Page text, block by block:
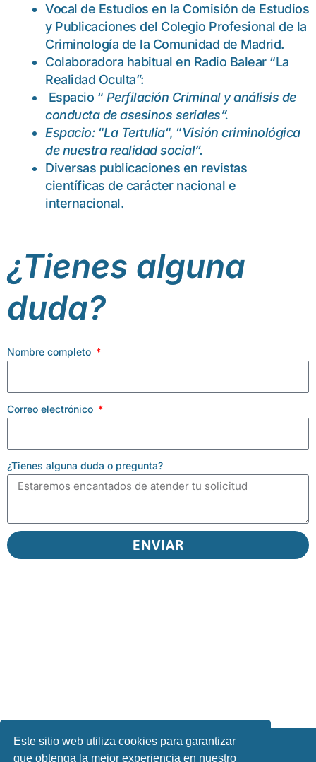
Vocal de Estudios en la Comisión de Estudios
y Publicaciones del Colegio Profesional de la
Criminología de la Comunidad de Madrid.
Colaboradora habitual en Radio Balear “La
Realidad Oculta”:
Espacio “ Perfilación Criminal y análisis de
conducta de asesinos seriales”.
Espacio: “La Tertulia“, “Visión criminológica
de nuestra realidad social”.
Diversas publicaciones en revistas
científicas de carácter nacional e
internacional.
¿Tienes alguna
duda?
Nombre completo
Correo electrónico
¿Tienes alguna duda o pregunta?
ENVIAR
Aviso Legal
Este sitio web utiliza cookies para garantizar
que obtenga la mejor experiencia en nuestro